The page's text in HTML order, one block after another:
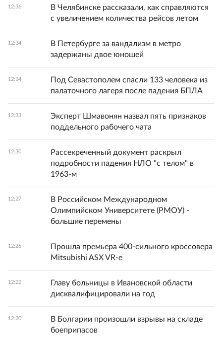
12:36
В Челябинске рассказали, как справляются
с увеличением количества рейсов летом
12:34
В Петербурге за вандализм в метро
задержаны двое юношей
12:34
Под Севастополем спасли 133 человека из
палаточного лагеря после падения БПЛА
12:33
Эксперт Шмавонян назвал пять признаков
поддельного рабочего чата
12:30
Рассекреченный документ раскрыл
подробности падения НЛО "с телом" в
1963-м
12:27
В Российском Международном
Олимпийском Университете (РМОУ) -
большие перемены
12:26
Прошла премьера 400-сильного кроссовера
Mitsubishi ASX VR-e
12:22
Главу больницы в Ивановской области
дисквалифицировали на год
12:20
В Болгарии произошли взрывы на складе
боеприпасов